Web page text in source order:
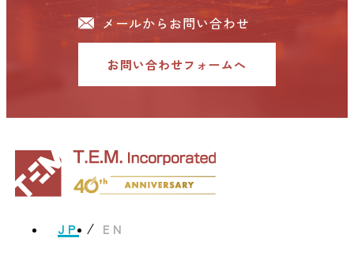
お客様は、ティー・イー・エムが提供している
ダウンロード可能な「コンテンツ」を、「お客
様のコンピュータ」上でのみ、ダウンロードし
て個人でご使用いただくことができます。 な
れている場合は、個別の使用条件を遵守下さ
1-3
ジ」および「コンテンツ」について、事前にテ
メールからお問い合わせ
お問い合わせフォームへ
JP EN